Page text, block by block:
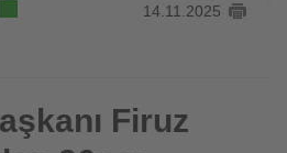
14.11.2025
26ncı Olağan GenelFiruz